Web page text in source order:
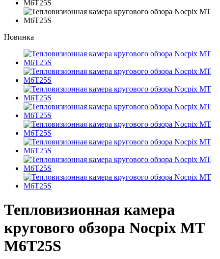
Новинка
Тепловизионная камера
кругового обзора Nocpix MT
M6T25S